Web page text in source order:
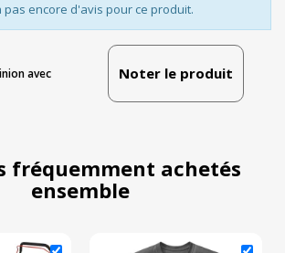
pas encore d'avis pour ce produit.
avec
Noter le produit
fréquemment achetés
ensemble